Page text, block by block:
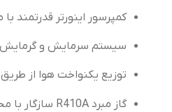
کمپرسور اینورتر قدرتمند
سیستم سرمایش و
توزیع یکنواخت هوا از
گاز مبرد R410A سازگار با محیط زیست